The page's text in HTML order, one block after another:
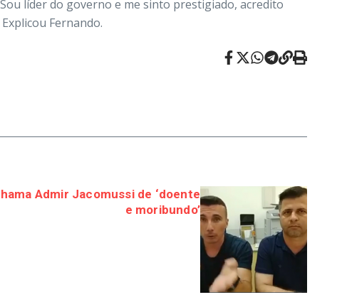
líder do governo e me sinto prestigiado, acredito
Fernando.
Admir Jacomussi de ‘doente
e moribundo’